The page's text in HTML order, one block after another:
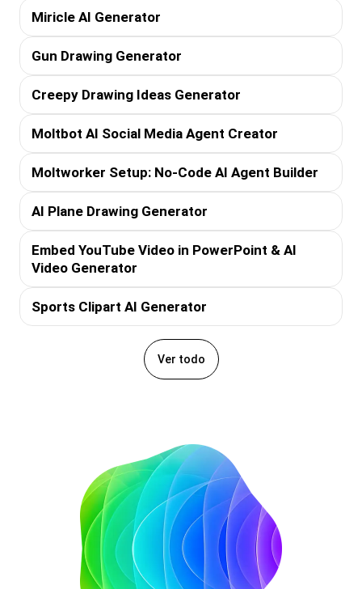
Miricle AI Generator
Gun Drawing Generator
Creepy Drawing Ideas Generator
Moltbot AI Social Media Agent Creator
Moltworker Setup: No-Code AI Agent Builder
AI Plane Drawing Generator
Embed YouTube Video in PowerPoint & AI
Video Generator
Sports Clipart AI Generator
Ver todo